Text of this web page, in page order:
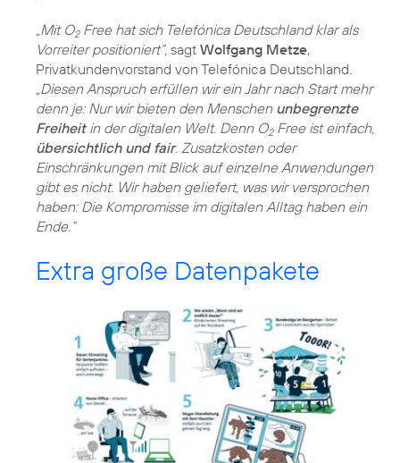
„Mit O2Free hat sich Telefónica Deutschland klar als
Vorreiter positioniert“, sagt Wolfgang Metze,
Privatkundenvorstand von Telefónica Deutschland.
„Diesen Anspruch erfüllen wir ein Jahr nach Start mehr
denn je: Nur wir bieten den Menschen unbegrenzte
Freiheitin der digitalen Welt. Denn O2Free ist einfach,
übersichtlich und fair. Zusatzkosten oder
Einschränkungen mit Blick auf einzelne Anwendungen
gibt es nicht. Wir haben geliefert, was wir versprochen
haben: Die Kompromisse im digitalen Alltag haben ein
Ende.“
Extra große Datenpakete